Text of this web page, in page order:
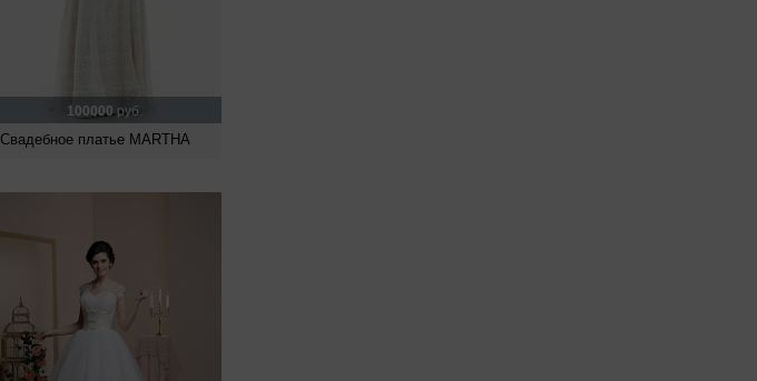
100000руб.
Свадебное платье MARTHA